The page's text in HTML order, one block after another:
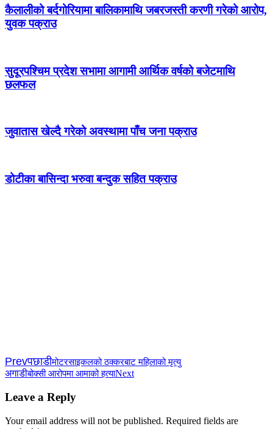
कैलालीको बर्दगोरियामा बालिकामाथि जबरजस्ती करणी गरेको आरोप,
युवक पक्राउ
सुदूरपश्चिम प्रदेश सभामा आगामी आर्थिक वर्षको बजेटमाथि
छलफल
जुवातास खेल्दै गरेको अवस्थामा पाँच जना पक्राउ
डोटीका बासिन्दा भरुवा बन्दुक सहित पक्राउ
Prevपछाडीमोटरसाइकलको ठक्करबाट महिलाको मृत्यु
अगाडीबोक्सी आरोपमा आमाको हत्याNext
Leave a Reply
Your email address will not be published. Required fields are